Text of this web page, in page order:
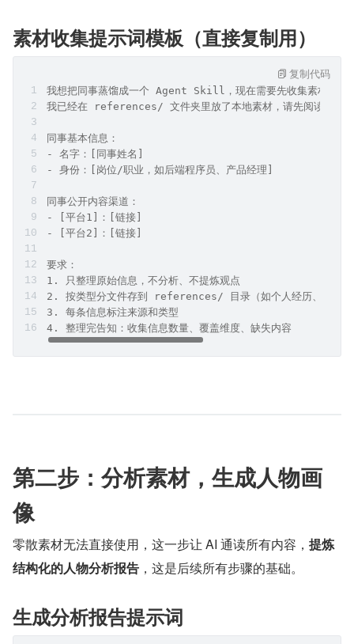
素材收集提示词模板（直接复制用）
我想把同事蒸馏成一个 Agent Skill，现在需要先收集素材。
我已经在 references/ 文件夹里放了本地素材，请先阅读这些文
同事基本信息：
- 名字：[同事姓名]
- 身份：[岗位/职业，如后端程序员、产品经理]
同事公开内容渠道：
- [平台1]：[链接]
- [平台2]：[链接]
要求：
1. 只整理原始信息，不分析、不提炼观点
2. 按类型分文件存到 references/ 目录（如个人经历、工作文
3. 每条信息标注来源和类型
4. 整理完告知：收集信息数量、覆盖维度、缺失内容
复制代码
第二步：分析素材，生成人物画
像
零散素材无法直接使用，这一步让 AI 通读所有内容， 提炼
结构化的人物分析报告 ，这是后续所有步骤的基础。
生成分析报告提示词